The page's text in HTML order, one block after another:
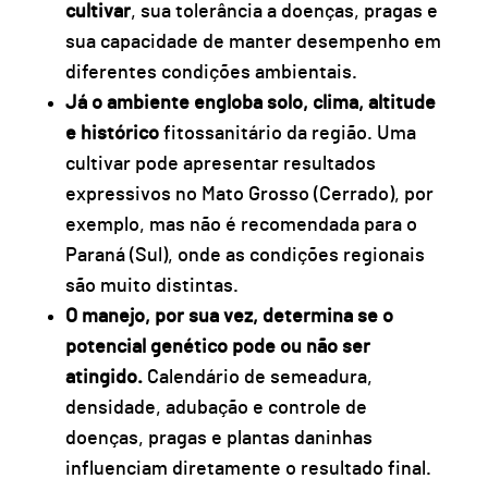
cultivar, sua tolerância a doenças, pragas e
sua capacidade de manter desempenho em
diferentes condições ambientais.
Já o ambiente engloba solo, clima, altitude
e históricofitossanitário da região. Uma
cultivar pode apresentar resultados
expressivos no Mato Grosso (Cerrado), por
exemplo, mas não é recomendada para o
Paraná (Sul), onde as condições regionais
são muito distintas.
O manejo, por sua vez, determina se o
potencial genético pode ou não ser
atingido.Calendário de semeadura,
densidade, adubação e controle de
doenças, pragas e plantas daninhas
influenciam diretamente o resultado final.